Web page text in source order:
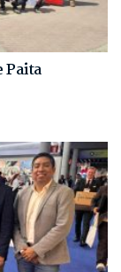
Paita